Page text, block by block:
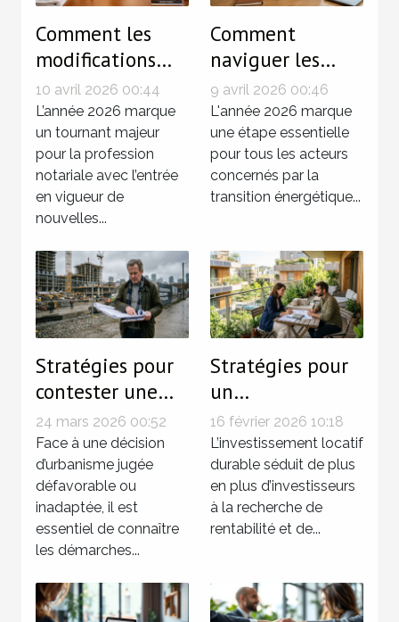
Comment les
modifications
législatives de
2026
influencent-elles
les notaires ?
10 avril 2026 00:44
L’année 2026 marque
un tournant majeur
pour la profession
notariale avec l’entrée
en vigueur de
nouvelles...
Comment
naviguer les
modifications du
décret tertiaire
en 2026 ?
9 avril 2026 00:46
L'année 2026 marque
une étape essentielle
pour tous les acteurs
concernés par la
transition énergétique...
Stratégies pour
contester une
décision
d'urbanisme ?
24 mars 2026 00:52
Face à une décision
d’urbanisme jugée
défavorable ou
inadaptée, il est
essentiel de connaître
les démarches...
Stratégies pour
un
investissement
locatif durable
en 2026
16 février 2026 10:18
L’investissement locatif
durable séduit de plus
en plus d’investisseurs
à la recherche de
rentabilité et de...